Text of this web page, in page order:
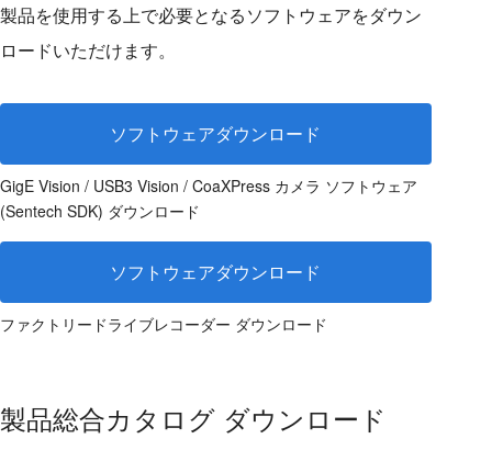
製品を使用する上で必要となるソフトウェアをダウン
ロードいただけます。
ソフトウェアダウンロード
GigE Vision / USB3 Vision / CoaXPress カメラ ソフトウェア
(Sentech SDK) ダウンロード
ソフトウェアダウンロード
ファクトリードライブレコーダー ダウンロード
製品総合カタログ ダウンロード